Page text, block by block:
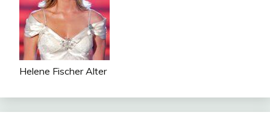
Helene Fischer Alter